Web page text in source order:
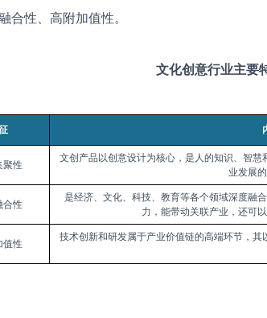
合性、高附加值性。
文化创意行业主要
聚性
文创产品以创意设计为核心，是人的知识、智
业发展
合性
是经济、文化、科技、教育等各个领域深度融
力，能带动关联产业，还可
值性
技术创新和研发属于产业价值链的高端环节，